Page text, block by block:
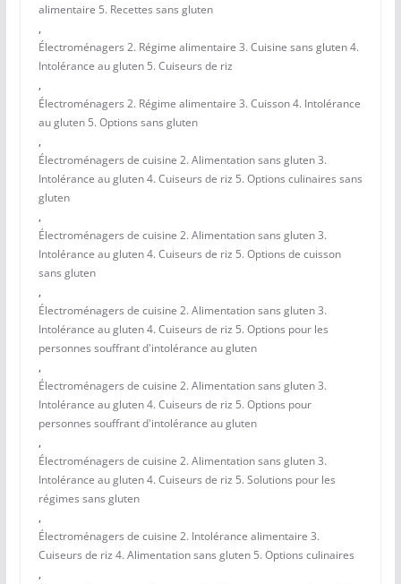
alimentaire 5. Recettes sans gluten
,
Électroménagers 2. Régime alimentaire 3. Cuisine sans gluten 4.
Intolérance au gluten 5. Cuiseurs de riz
,
Électroménagers 2. Régime alimentaire 3. Cuisson 4. Intolérance
au gluten 5. Options sans gluten
,
Électroménagers de cuisine 2. Alimentation sans gluten 3.
Intolérance au gluten 4. Cuiseurs de riz 5. Options culinaires sans
gluten
,
Électroménagers de cuisine 2. Alimentation sans gluten 3.
Intolérance au gluten 4. Cuiseurs de riz 5. Options de cuisson
sans gluten
,
Électroménagers de cuisine 2. Alimentation sans gluten 3.
Intolérance au gluten 4. Cuiseurs de riz 5. Options pour les
personnes souffrant d'intolérance au gluten
,
Électroménagers de cuisine 2. Alimentation sans gluten 3.
Intolérance au gluten 4. Cuiseurs de riz 5. Options pour
personnes souffrant d'intolérance au gluten
,
Électroménagers de cuisine 2. Alimentation sans gluten 3.
Intolérance au gluten 4. Cuiseurs de riz 5. Solutions pour les
régimes sans gluten
,
Électroménagers de cuisine 2. Intolérance alimentaire 3.
Cuiseurs de riz 4. Alimentation sans gluten 5. Options culinaires
,